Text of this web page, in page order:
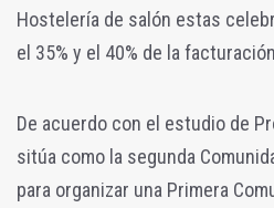
Hostelería de salón estas
el 35% y el 40% de la
De acuerdo con el estudio de
sitúa como la segunda
para organizar una Primera